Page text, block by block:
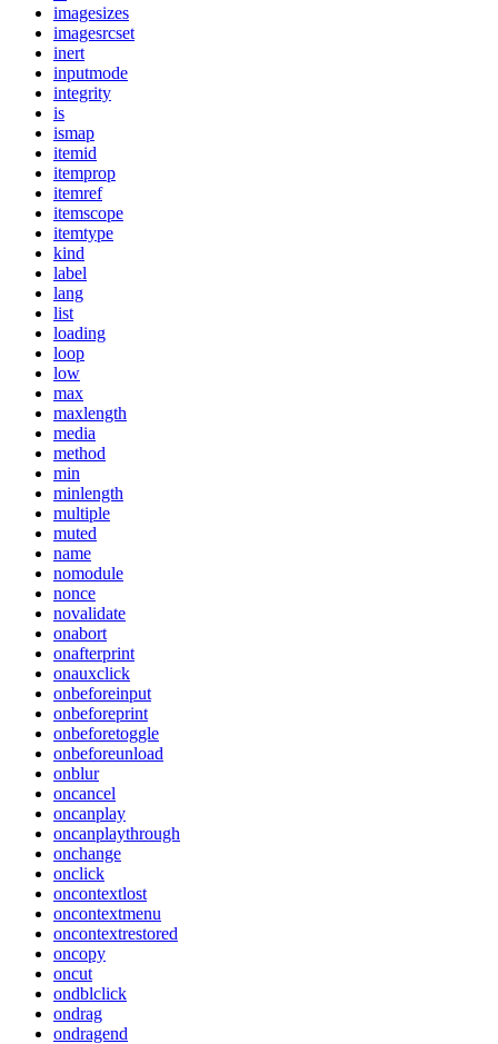
imagesizes
imagesrcset
inert
inputmode
integrity
is
ismap
itemid
itemprop
itemref
itemscope
itemtype
kind
label
lang
list
loading
loop
low
max
maxlength
media
method
min
minlength
multiple
muted
name
nomodule
nonce
novalidate
onabort
onafterprint
onauxclick
onbeforeinput
onbeforeprint
onbeforetoggle
onbeforeunload
onblur
oncancel
oncanplay
oncanplaythrough
onchange
onclick
oncontextlost
oncontextmenu
oncontextrestored
oncopy
oncut
ondblclick
ondrag
ondragend